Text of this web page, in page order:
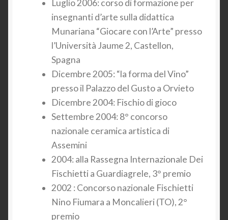
Luglio 2006: corso di formazione per
insegnanti d’arte sulla didattica
Munariana “Giocare con l’Arte” presso
l’Università Jaume 2, Castellon,
Spagna
Dicembre 2005: “la forma del Vino”
presso il Palazzo del Gusto a Orvieto
Dicembre 2004: Fischio di gioco
Settembre 2004: 8° concorso
nazionale ceramica artistica di
Assemini
2004: alla Rassegna Internazionale Dei
Fischietti a Guardiagrele, 3° premio
2002 : Concorso nazionale Fischietti
Nino Fiumara a Moncalieri (TO), 2°
premio